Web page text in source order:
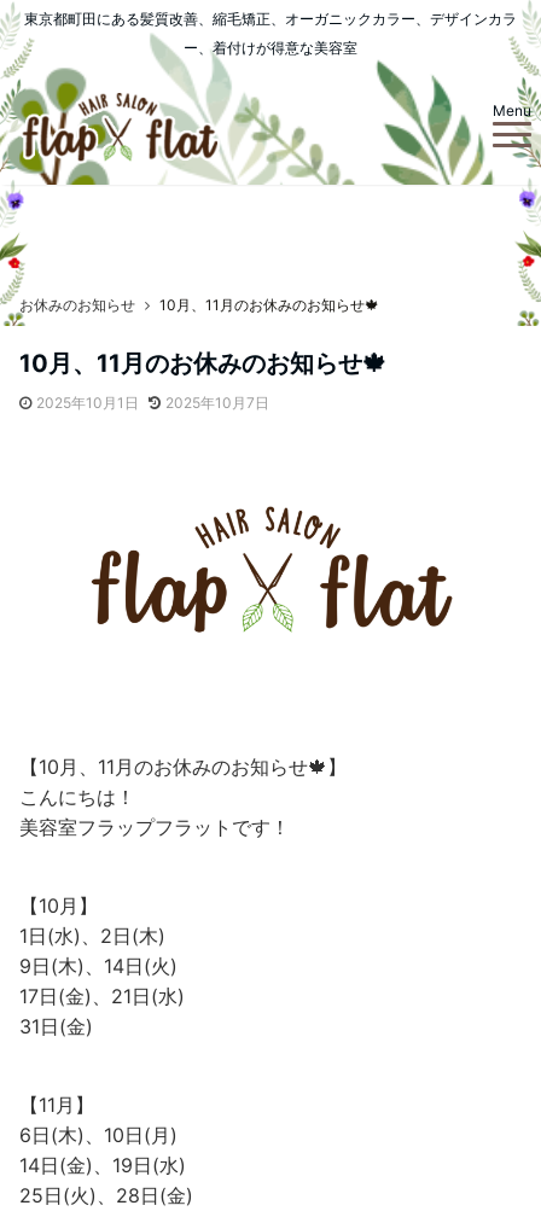
東京都町田にある髪質改善、縮毛矯正、オーガニックカラー、デザインカラ
ー、着付けが得意な美容室
Menu
お休みのお知らせ 10月、11月のお休みのお知らせ🍁
10月、11月のお休みのお知らせ🍁
2025年10月1日 2025年10月7日
【10月、11月のお休みのお知らせ🍁】
こんにちは！
美容室フラップフラットです！
【10月】
1日(水)、2日(木)
9日(木)、14日(火)
17日(金)、21日(水)
31日(金)
【11月】
6日(木)、10日(月)
14日(金)、19日(水)
25日(火)、28日(金)